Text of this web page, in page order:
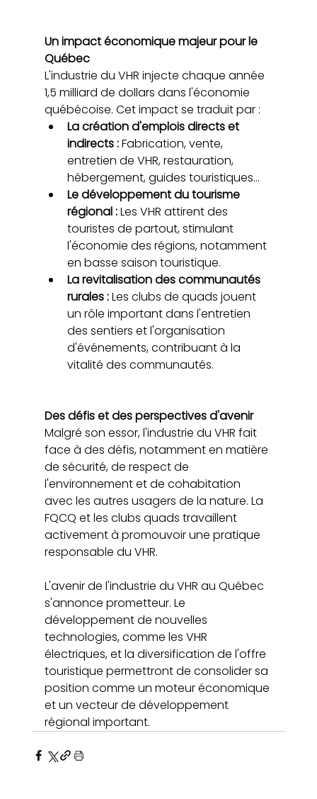
Un impact économique majeur pour le
Québec
L'industrie du VHR injecte chaque année
1,5 milliard de dollars dans l'économie
québécoise. Cet impact se traduit par :
La création d'emplois directs et
indirects : Fabrication, vente,
entretien de VHR, restauration,
hébergement, guides touristiques…
Le développement du tourisme
régional : Les VHR attirent des
touristes de partout, stimulant
l'économie des régions, notamment
en basse saison touristique.
La revitalisation des communautés
rurales : Les clubs de quads jouent
un rôle important dans l'entretien
des sentiers et l'organisation
d'événements, contribuant à la
vitalité des communautés.
Des défis et des perspectives d'avenir
Malgré son essor, l'industrie du VHR fait
face à des défis, notamment en matière
de sécurité, de respect de
l'environnement et de cohabitation
avec les autres usagers de la nature. La
FQCQ et les clubs quads travaillent
activement à promouvoir une pratique
responsable du VHR.
L'avenir de l'industrie du VHR au Québec
s'annonce prometteur. Le
développement de nouvelles
technologies, comme les VHR
électriques, et la diversification de l'offre
touristique permettront de consolider sa
position comme un moteur économique
et un vecteur de développement
régional important.